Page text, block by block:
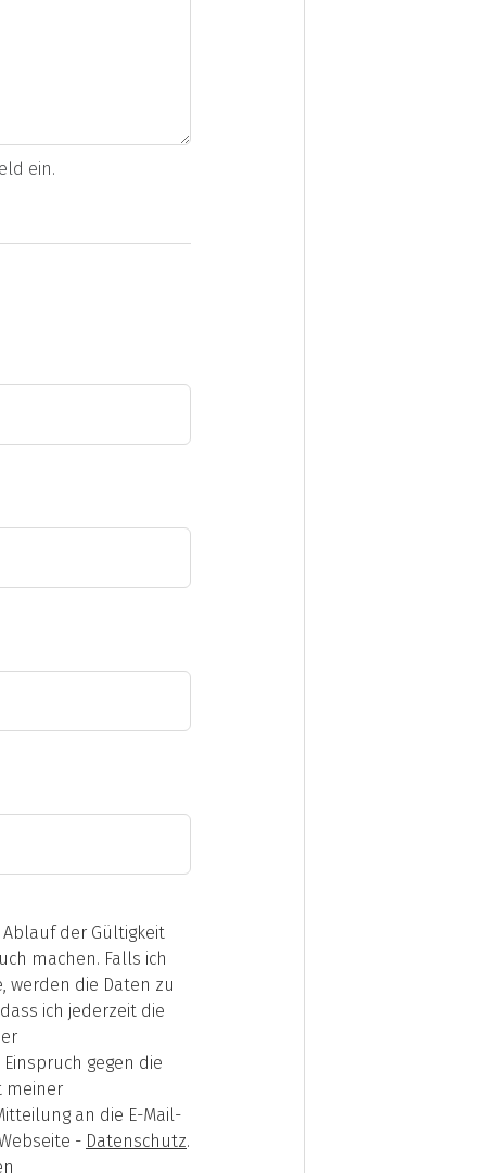
ein.
der Gültigkeit
machen. Falls ich
werden die Daten zu
ich jederzeit die
gegen die
meiner
an die E-Mail-
- Datenschutz.